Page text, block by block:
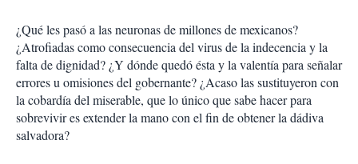
¿Qué les pasó a las neuronas de millones de mexicanos?
¿Atrofiadas como consecuencia del virus de la indecencia y la
falta de dignidad? ¿Y dónde quedó ésta y la valentía para señalar
errores u omisiones del gobernante? ¿Acaso las sustituyeron con
la cobardía del miserable, que lo único que sabe hacer para
sobrevivir es extender la mano con el fin de obtener la dádiva
salvadora?